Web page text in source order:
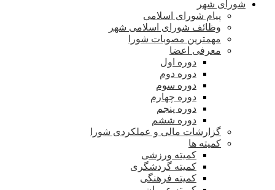
شورای شهر
پیام شورای اسلامی
وظائف شورای اسلامی شهر
مهمترین مصوبات شورا
معرفی اعضا
دوره اول
دوره دوم
دوره سوم
دوره چهارم
دوره پنجم
دوره ششم
گزارشات مالی و عملکردی شورا
کمیته ها
کمیته ورزشی
کمیته گردشگری
کمیته فرهنگی